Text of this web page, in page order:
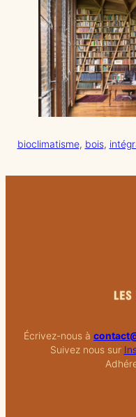
bioclimatisme, bois,
Écrivez-nous à
Suivez nous sur